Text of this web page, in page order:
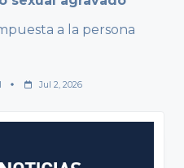
a la persona
Jul 2, 2026